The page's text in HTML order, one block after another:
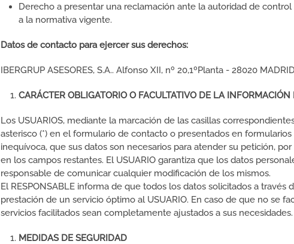
Derecho a presentar una reclamación ante la autoridad de control
a la normativa vigente.
Datos de contacto para ejercer sus derechos:
IBERGRUP ASESORES, S.A.. Alfonso XII, nº 20,1ºPlanta - 28020
CARÁCTER OBLIGATORIO O FACULTATIVO DE LA
Los USUARIOS, mediante la marcación de las casillas
asterisco (*) en el formulario de contacto o presentados en
inequívoca, que sus datos son necesarios para atender su petición,
en los campos restantes. El USUARIO garantiza que los datos
responsable de comunicar cualquier modificación de los mismos.
El RESPONSABLE informa de que todos los datos solicitados a
prestación de un servicio óptimo al USUARIO. En caso de que no se
servicios facilitados sean completamente ajustados a sus necesidades.
MEDIDAS DE SEGURIDAD